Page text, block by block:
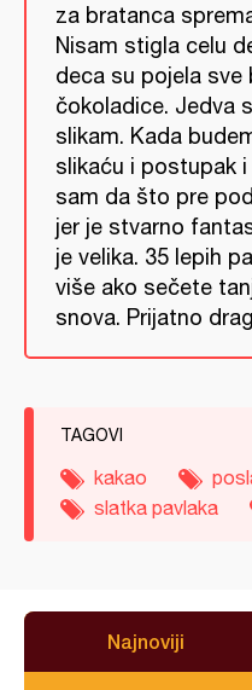
za bratanca
Nisam stigla celu
deca su pojela sve
čokoladice. Jedva
slikam. Kada
slikaću i postupak
sam da što pre
jer je stvarno
je velika. 35 lepih
više ako sečete
snova. Prijatno
TAGOVI
kakao
slatka pavlaka
Najnoviji